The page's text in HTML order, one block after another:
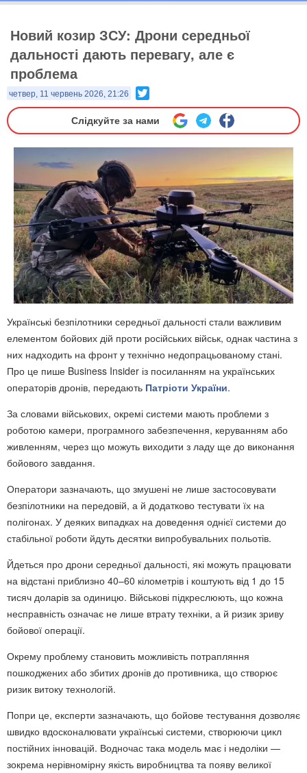
Новий козир ЗСУ: Дрони середньої
дальності дають перевагу, але є
проблема
четвер, 11 червень 2026, 21:26
Слідкуйте за нами
Українські безпілотники середньої дальності стали важливим
елементом бойових дій проти російських військ, однак частина з
них надходить на фронт у технічно недопрацьованому стані.
Про це пише Business Insider із посиланням на українських
операторів дронів, передають Патріоти України.
За словами військових, окремі системи мають проблеми з
роботою камери, програмного забезпечення, керуванням або
живленням, через що можуть виходити з ладу ще до виконання
бойового завдання.
Оператори зазначають, що змушені не лише застосовувати
безпілотники на передовій, а й додатково тестувати їх на
полігонах. У деяких випадках на доведення однієї системи до
стабільної роботи йдуть десятки випробувальних польотів.
Йдеться про дрони середньої дальності, які можуть працювати
на відстані приблизно 40–60 кілометрів і коштують від 1 до 15
тисяч доларів за одиницю. Військові підкреслюють, що кожна
несправність означає не лише втрату техніки, а й ризик зриву
бойової операції.
Окрему проблему становить можливість потрапляння
пошкоджених або збитих дронів до противника, що створює
ризик витоку технологій.
Попри це, експерти зазначають, що бойове тестування дозволяє
швидко вдосконалювати українські системи, створюючи цикл
постійних інновацій. Водночас така модель має і недоліки —
зокрема нерівномірну якість виробництва та появу великої